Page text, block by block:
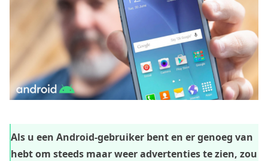
Als u een Android-gebruiker bent en er genoeg van
hebt om steeds maar weer advertenties te zien, zou